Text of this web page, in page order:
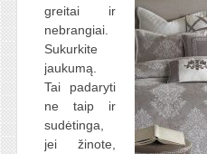
greitai ir
nebrangiai.
Sukurkite
jaukumą.
Tai padaryti
ne taip ir
sudėtinga,
jei žinote,